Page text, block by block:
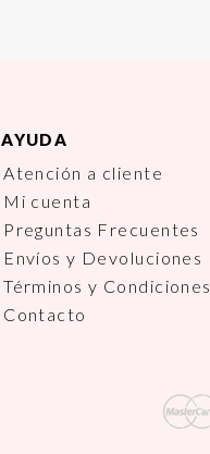
AYUDA
Atención a cliente
Mi cuenta
Preguntas Frecuentes
Envíos y Devoluciones
Términos y Condiciones
Contacto